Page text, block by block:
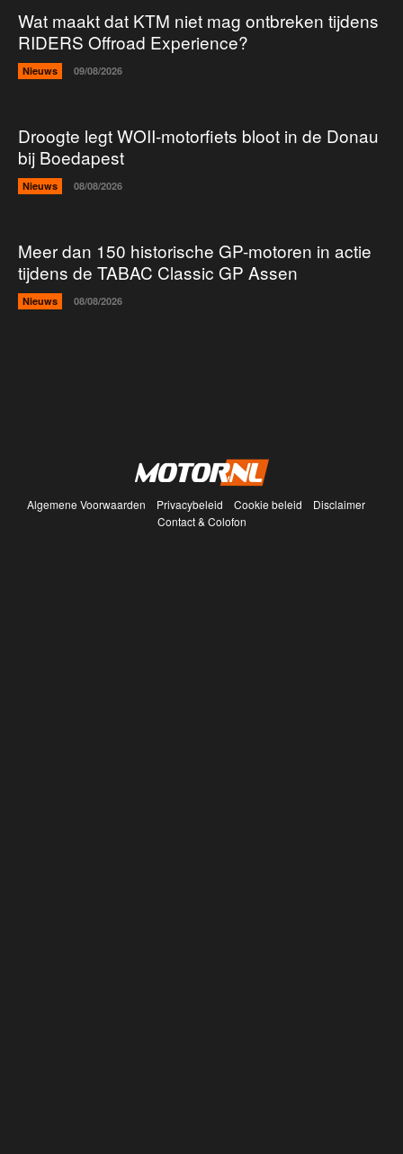
Wat maakt dat KTM niet mag ontbreken tijdens
RIDERS Offroad Experience?
Nieuws 09/08/2026
Droogte legt WOII-motorfiets bloot in de Donau
bij Boedapest
Nieuws 08/08/2026
Meer dan 150 historische GP-motoren in actie
tijdens de TABAC Classic GP Assen
Nieuws 08/08/2026
Algemene Voorwaarden Privacybeleid Cookie beleid
Disclaimer
Contact & Colofon